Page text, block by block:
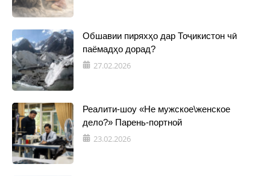
Обшавии пиряхҳо дар Тоҷикистон чӣ
паёмадҳо дорад?
27.02.2026
Реалити-шоу «Не мужское\женское
дело?» Парень-портной
23.02.2026